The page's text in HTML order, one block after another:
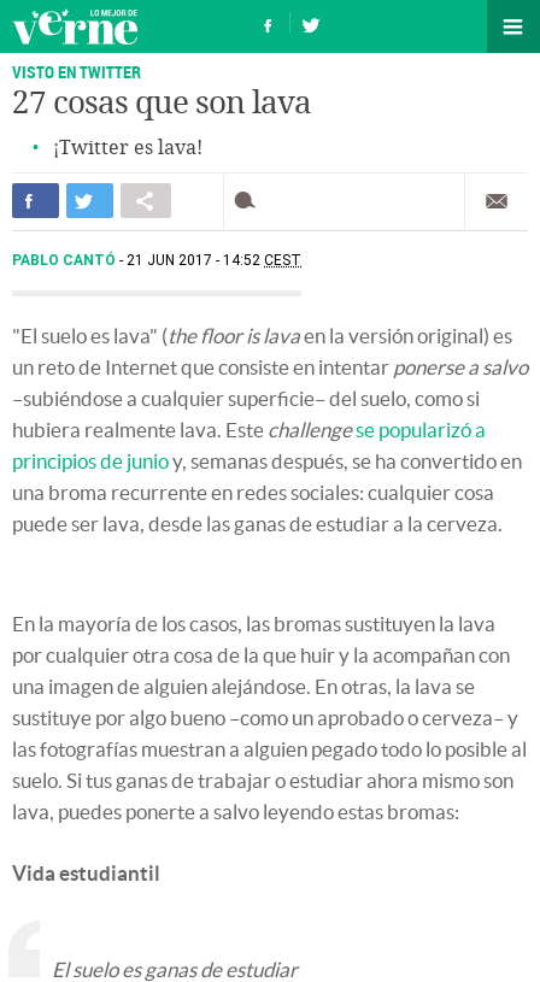
VISTO EN TWITTER
27 cosas que son lava
¡Twitter es lava!
PABLO CANTÓ 21 JUN 2017 - 14:52 CEST
"El suelo es lava" (the floor is lavaen la versión original) es
un reto de Internet que consiste en intentar ponerse a salvo
–subiéndose a cualquier superficie– del suelo, como si
hubiera realmente lava. Este challengese popularizó a
principios de junioy, semanas después, se ha convertido en
una broma recurrente en redes sociales: cualquier cosa
puede ser lava, desde las ganas de estudiar a la cerveza.
En la mayoría de los casos, las bromas sustituyen la lava
por cualquier otra cosa de la que huir y la acompañan con
una imagen de alguien alejándose. En otras, la lava se
sustituye por algo bueno –como un aprobado o cerveza– y
las fotografías muestran a alguien pegado todo lo posible al
suelo. Si tus ganas de trabajar o estudiar ahora mismo son
lava, puedes ponerte a salvo leyendo estas bromas:
Vida estudiantil
El suelo es ganas de estudiar